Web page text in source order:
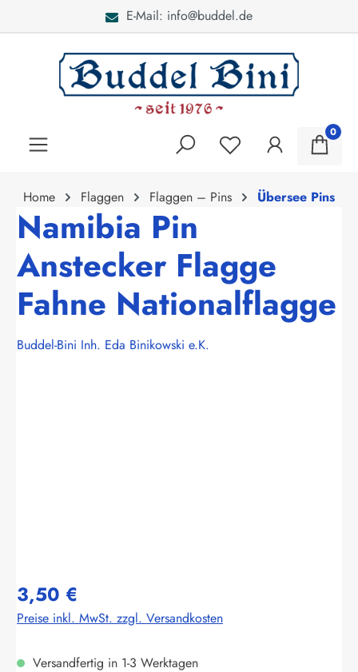
E-Mail: info@buddel.de
0
Home Flaggen Flaggen – Pins Übersee Pins
Namibia Pin
Anstecker Flagge
Fahne Nationalflagge
Buddel-Bini Inh. Eda Binikowski e.K.
3,50 €
Preise inkl. MwSt. zzgl. Versandkosten
Versandfertig in 1-3 Werktagen